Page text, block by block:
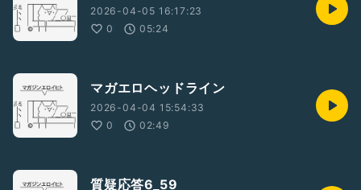
2026-04-05 16:17:23
0
05:24
マガエロヘッドライン
2026-04-04 15:54:33
0
02:49
質疑応答6_59